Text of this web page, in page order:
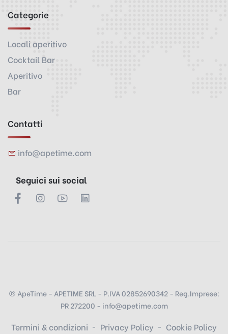
Categorie
Locali aperitivo
Cocktail Bar
Aperitivo
Bar
Contatti
info@apetime.com
Seguici sui social
ApeTime - APETIME SRL - P.IVA 02852690342 - Reg.Imprese:
PR 272200 - info@apetime.com
Termini & condizioni Privacy Policy Cookie Policy